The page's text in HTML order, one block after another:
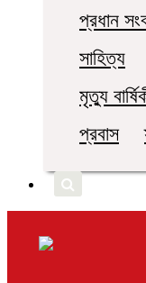
প্রধান
সাহিত্য
মৃত্যু
প্রবাস